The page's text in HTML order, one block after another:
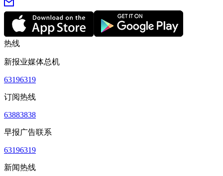
热线
新报业媒体总机
63196319
订阅热线
63883838
早报广告联系
63196319
新闻热线